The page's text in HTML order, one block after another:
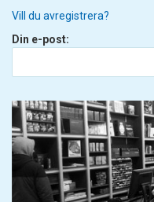
Vill du avregistrera?
Din e-post: